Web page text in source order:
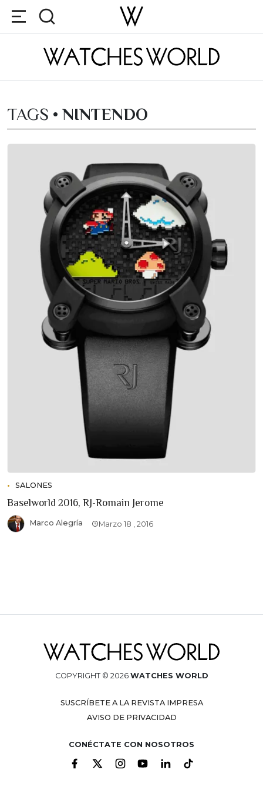
TAGS • NINTENDO
SALONES
Baselworld 2016, RJ-Romain Jerome
Marco Alegría Marzo 18 , 2016
COPYRIGHT © 2026 WATCHES WORLD
SUSCRÍBETE A LA REVISTA IMPRESA
AVISO DE PRIVACIDAD
CONÉCTATE CON NOSOTROS